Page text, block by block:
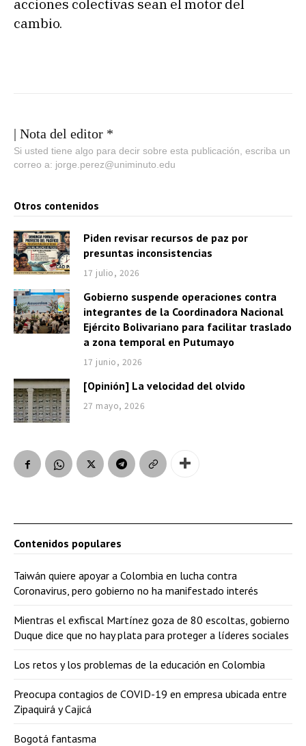
acciones colectivas sean el motor del
cambio.
| Nota del editor *
Si usted tiene algo para decir sobre esta publicación, escriba un
correo a: jorge.perez@uniminuto.edu
Otros contenidos
Piden revisar recursos de paz por
presuntas inconsistencias
17 julio, 2026
Gobierno suspende operaciones contra
integrantes de la Coordinadora Nacional
Ejército Bolivariano para facilitar traslado
a zona temporal en Putumayo
17 junio, 2026
[Opinión] La velocidad del olvido
27 mayo, 2026
Contenidos populares
Taiwán quiere apoyar a Colombia en lucha contra
Coronavirus, pero gobierno no ha manifestado interés
Mientras el exfiscal Martínez goza de 80 escoltas, gobierno
Duque dice que no hay plata para proteger a líderes sociales
Los retos y los problemas de la educación en Colombia
Preocupa contagios de COVID-19 en empresa ubicada entre
Zipaquirá y Cajicá
Bogotá fantasma